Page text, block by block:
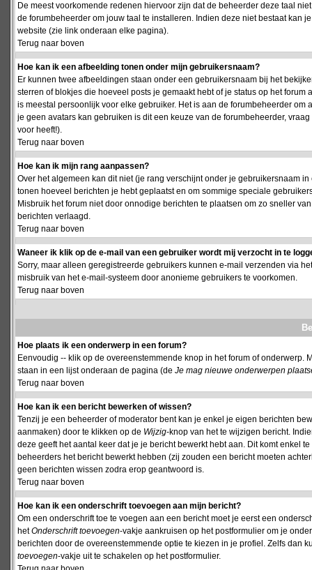
De meest voorkomende redenen hiervoor zijn dat de beheerder deze taal
de forumbeheerder om jouw taal te installeren. Indien deze niet bestaat kan
website (zie link onderaan elke pagina).
Terug naar boven
Hoe kan ik een afbeelding tonen onder mijn gebruikersnaam?
Er kunnen twee afbeeldingen staan onder een gebruikersnaam bij het
sterren of blokjes die hoeveel posts je gemaakt hebt of je status op het
is meestal persoonlijk voor elke gebruiker. Het is aan de forumbeheerder
je geen avatars kan gebruiken is dit een keuze van de forumbeheerder,
voor heeft!).
Terug naar boven
Hoe kan ik mijn rang aanpassen?
Over het algemeen kan dit niet (je rang verschijnt onder je gebruikersnaam
tonen hoeveel berichten je hebt geplaatst en om sommige speciale
Misbruik het forum niet door onnodige berichten te plaatsen om zo sneller
berichten verlaagd.
Terug naar boven
Waneer ik klik op de e-mail van een gebruiker wordt mij verzocht in te
Sorry, maar alleen geregistreerde gebruikers kunnen e-mail verzenden via
misbruik van het e-mail-systeem door anonieme gebruikers te voorkomen.
Terug naar boven
Hoe plaats ik een onderwerp in een forum?
Eenvoudig -- klik op de overeenstemmende knop in het forum of
staan in een lijst onderaan de pagina (de Je mag nieuwe onderwerpen
Terug naar boven
Hoe kan ik een bericht bewerken of wissen?
Tenzij je een beheerder of moderator bent kan je enkel je eigen berichten
aanmaken) door te klikken op de Wijzig-knop van het te wijzigen bericht.
deze geeft het aantal keer dat je je bericht bewerkt hebt aan. Dit komt enkel
beheerders het bericht bewerkt hebben (zij zouden een bericht moeten
geen berichten wissen zodra erop geantwoord is.
Terug naar boven
Hoe kan ik een onderschrift toevoegen aan mijn bericht?
Om een onderschrift toe te voegen aan een bericht moet je eerst een
hetOnderschrift toevoegen-vakje aankruisen op het postformulier om je
berichten door de overeenstemmende optie te kiezen in je profiel. Zelfs dan
toevoegen-vakje uit te schakelen op het postformulier.